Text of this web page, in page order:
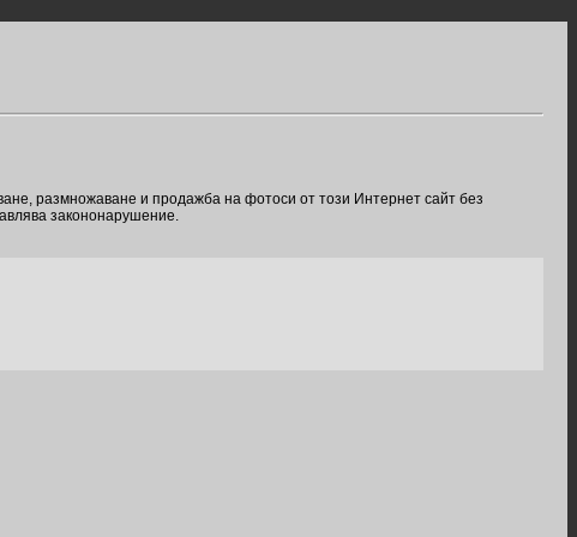
размножаване и продажба на фотоси от този Интернет сайт без
закононарушение.